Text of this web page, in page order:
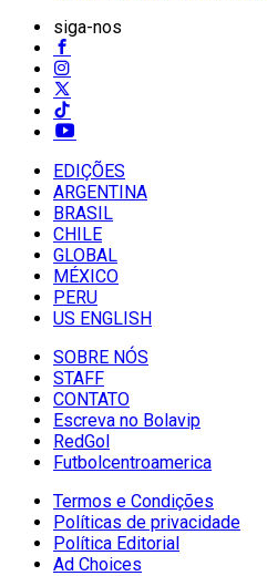
siga-nos
EDIÇÕES
ARGENTINA
BRASIL
CHILE
GLOBAL
MÉXICO
PERU
US ENGLISH
SOBRE NÓS
STAFF
CONTATO
Escreva no Bolavip
RedGol
Futbolcentroamerica
Termos e Condições
Políticas de privacidade
Política Editorial
Ad Choices